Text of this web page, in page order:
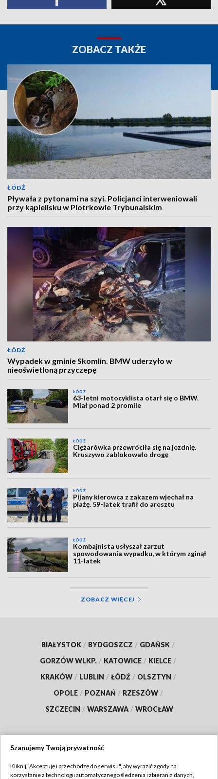
ZOBACZ TAKŻE
ŁÓDŹ
Pływała z pytonami na szyi. Policjanci interweniowali
przy kąpielisku w Piotrkowie Trybunalskim
ŁÓDŹ
Wypadek w gminie Skomlin. BMW uderzyło w
nieoświetloną przyczepę
ŁÓDŹ
63-letni motocyklista otarł się o BMW.
Miał ponad 2 promile
ŁÓDŹ
Ciężarówka przewróciła się na jezdnię.
Kruszywo zablokowało drogę
ŁÓDŹ
Pijany kierowca z zakazem wjechał na
plażę. 59-latek trafił do aresztu
ŁÓDŹ
Kombajnista usłyszał zarzut
spowodowania wypadku, w którym zginął
11-latek
ZOBACZ WIĘCEJ
BIAŁYSTOK / BYDGOSZCZ / GDAŃSK /
GORZÓW WLKP. / KATOWICE / KIELCE /
KRAKÓW / LUBLIN / ŁÓDŹ / OLSZTYN /
OPOLE / POZNAŃ / RZESZÓW /
SZCZECIN / WARSZAWA / WROCŁAW
Szanujemy Twoją prywatność
Kliknij "Akceptuję i przechodzę do serwisu", aby wyrazić zgody na
korzystanie z technologii automatycznego śledzenia i zbierania danych,